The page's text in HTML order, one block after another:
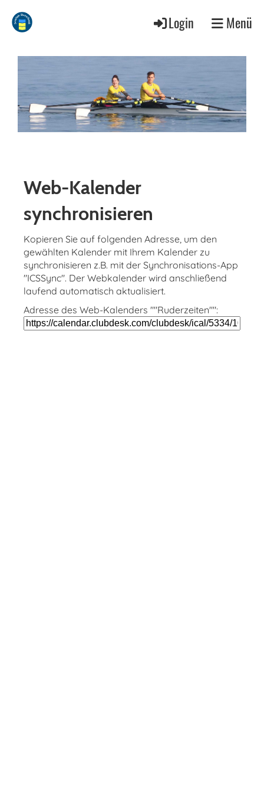
Login Menü
Web-Kalender
synchronisieren
Kopieren Sie auf folgenden Adresse, um den
gewählten Kalender mit Ihrem Kalender zu
synchronisieren z.B. mit der Synchronisations-App
"ICSSync". Der Webkalender wird anschließend
laufend automatisch aktualisiert.
Adresse des Web-Kalenders ""Ruderzeiten"":